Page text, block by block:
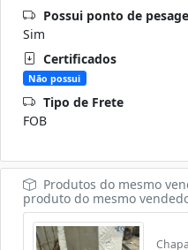
Possui ponto de
Sim
Certificados
Não possui
Tipo de Frete
FOB
Produtos do mesmo
produto do mesmo